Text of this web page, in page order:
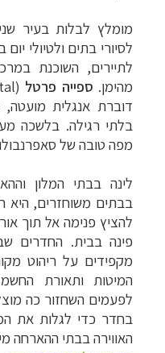
מומלץ לבלות בעיר
לסיורי בתים ולטיולי
לתיירים, השוכנת
מהימן. ספייה פרטל
דוברת אנגלית
בלתי רגילה. בלשכה
מפה טובה של
לינה בבתי המלון
בבתים משוחזרים, היא
להציץ פנימה אל תוך
פינה בבית. החדרים
מקפידים על ריהוט
המיטות ותאורת
לפעמים השחזור כה
בחדר כדי לגלות את
האווירה בבתי ההארחה